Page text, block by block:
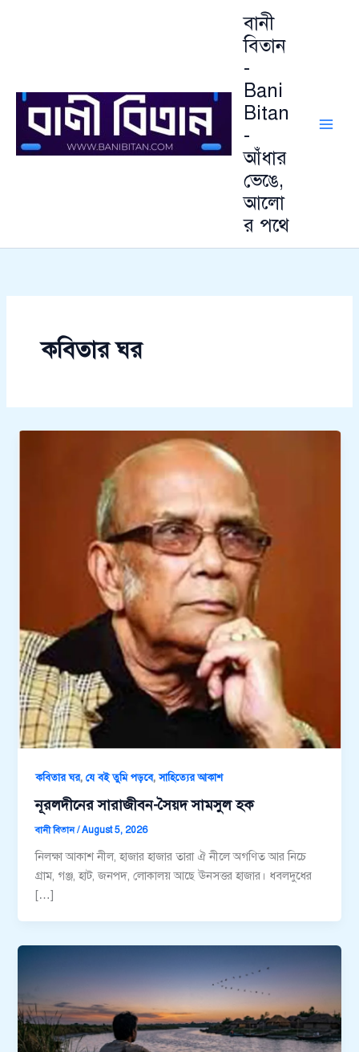
বানী
বিতান
-
Bani
Bitan
-
আঁধার
ভেঙে,
আলো
র পথে
কবিতার ঘর
কবিতার ঘর,যে বই তুমি পড়বে,সাহিত্যের আকাশ
নূরলদীনের সারাজীবন-সৈয়দ সামসুল হক
বানী বিতান/August 5, 2026
নিলক্ষা আকাশ নীল, হাজার হাজার তারা ঐ নীলে অগণিত আর নিচে
গ্রাম, গঞ্জ, হাট, জনপদ, লোকালয় আছে ঊনসত্তর হাজার। ধবলদুধের
[…]